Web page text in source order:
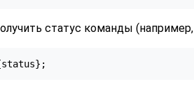
статус команды (например,